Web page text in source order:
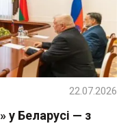
Беларусі — з
22.07.2026